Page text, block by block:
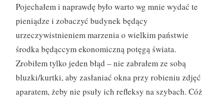
Pojechałem i naprawdę było warto wg mnie wydać te
pieniądze i zobaczyć budynek będący
urzeczywistnieniem marzenia o wielkim państwie
środka będąccym ekonomiczną potęgą świata.
Zrobiłem tylko jeden błąd – nie zabrałem ze sobą
bluzki/kurtki, aby zasłaniać okna przy robieniu zdjęć
aparatem, żeby nie psuły ich refleksy na szybach. Cóż